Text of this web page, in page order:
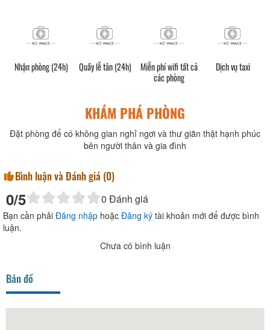
Nhận phòng (24h) Quầy lễ tân (24h)
Miễn phí wifi tất cả
các phòng
Dịch vụ taxi
KHÁM PHÁ PHÒNG
Đặt phòng để có không gian nghỉ ngơi và thư giãn thật hạnh phúc
bên người thân và gia đình
Bình luận và Đánh giá (0)
0/5 0 Đánh giá
Bạn cần phải Đăng nhập hoặc Đăng ký tài khoản mới để được bình
luận.
Chưa có bình luận
Bản đồ